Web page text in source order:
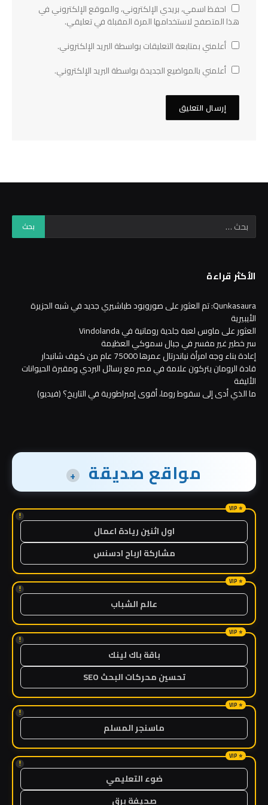
احفظ اسمي، بريدي الإلكتروني، والموقع الإلكتروني في
هذا المتصفح لاستخدامها المرة المقبلة في تعليقي.
أعلمني بمتابعة التعليقات بواسطة البريد الإلكتروني.
أعلمني بالمواضيع الجديدة بواسطة البريد الإلكتروني.
الأكثر قراءة
Qunkasaura: تم العثور على صوروبود طباشيري جديد في شبه الجزيرة
الأيبيرية
العثور على ماوس لعبة جلدية رومانية في Vindolanda
سر خطير غير مفسر في جبال سموكي العظيمة
إعادة بناء وجه امرأة نياندرتال عمرها 75000 عام من كهف شانيدار
قادة الرومان يتركون علامة في مصر مع رسائل البردي ومقبرة الحيوانات
الأليفة
ما الذي أدى إلى سقوط روما، أقوى إمبراطورية في التاريخ؟ (فيديو)
مواقع صديقة +
!
اول اثنين ريادة اعمال
مشاركة ارباح ادسنس
!
عالم الشباب
!
باقة باك لينك
تحسين محركات البحث SEO
!
ماسنجر المسلم
!
ضوء التعليمي
صحيفة برق